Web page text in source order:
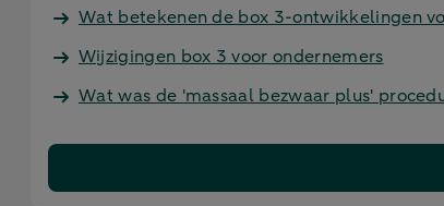
Wat betekenen de box 3-ontwikkelingen
Wijzigingen box 3 voor ondernemers
Wat was de 'massaal bezwaar plus'